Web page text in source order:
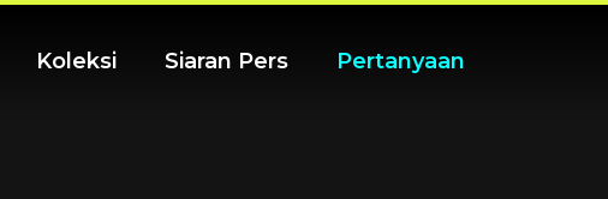
Koleksi Siaran Pers Pertanyaan